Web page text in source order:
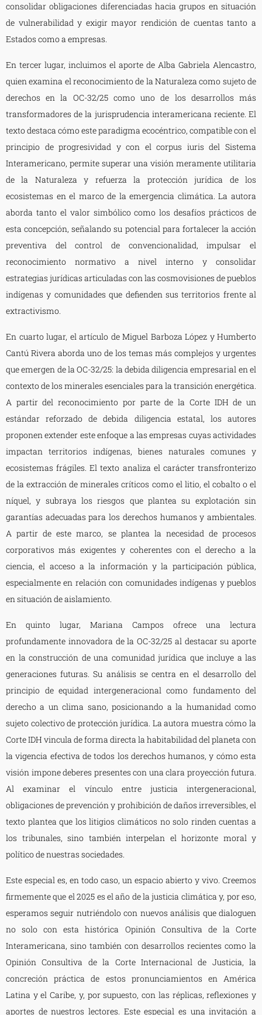
consolidar obligaciones diferenciadas hacia grupos en situación
de vulnerabilidad y exigir mayor rendición de cuentas tanto a
Estados como a empresas.
En tercer lugar, incluimos el aporte de Alba Gabriela Alencastro,
quien examina el reconocimiento de la Naturaleza como sujeto de
derechos en la OC-32/25 como uno de los desarrollos más
transformadores de la jurisprudencia interamericana reciente. El
texto destaca cómo este paradigma ecocéntrico, compatible con el
principio de progresividad y con el corpus iuris del Sistema
Interamericano, permite superar una visión meramente utilitaria
de la Naturaleza y refuerza la protección jurídica de los
ecosistemas en el marco de la emergencia climática. La autora
aborda tanto el valor simbólico como los desafíos prácticos de
esta concepción, señalando su potencial para fortalecer la acción
preventiva del control de convencionalidad, impulsar el
reconocimiento normativo a nivel interno y consolidar
estrategias jurídicas articuladas con las cosmovisiones de pueblos
indígenas y comunidades que defienden sus territorios frente al
extractivismo.
En cuarto lugar, el artículo de Miguel Barboza López y Humberto
Cantú Rivera aborda uno de los temas más complejos y urgentes
que emergen de la OC-32/25: la debida diligencia empresarial en el
contexto de los minerales esenciales para la transición energética.
A partir del reconocimiento por parte de la Corte IDH de un
estándar reforzado de debida diligencia estatal, los autores
proponen extender este enfoque a las empresas cuyas actividades
impactan territorios indígenas, bienes naturales comunes y
ecosistemas frágiles. El texto analiza el carácter transfronterizo
de la extracción de minerales críticos como el litio, el cobalto o el
níquel, y subraya los riesgos que plantea su explotación sin
garantías adecuadas para los derechos humanos y ambientales.
A partir de este marco, se plantea la necesidad de procesos
corporativos más exigentes y coherentes con el derecho a la
ciencia, el acceso a la información y la participación pública,
especialmente en relación con comunidades indígenas y pueblos
en situación de aislamiento.
En quinto lugar, Mariana Campos ofrece una lectura
profundamente innovadora de la OC-32/25 al destacar su aporte
en la construcción de una comunidad jurídica que incluye a las
generaciones futuras. Su análisis se centra en el desarrollo del
principio de equidad intergeneracional como fundamento del
derecho a un clima sano, posicionando a la humanidad como
sujeto colectivo de protección jurídica. La autora muestra cómo la
Corte IDH vincula de forma directa la habitabilidad del planeta con
la vigencia efectiva de todos los derechos humanos, y cómo esta
visión impone deberes presentes con una clara proyección futura.
Al examinar el vínculo entre justicia intergeneracional,
obligaciones de prevención y prohibición de daños irreversibles, el
texto plantea que los litigios climáticos no solo rinden cuentas a
los tribunales, sino también interpelan el horizonte moral y
político de nuestras sociedades.
Este especial es, en todo caso, un espacio abierto y vivo. Creemos
firmemente que el 2025 es el año de la justicia climática y, por eso,
esperamos seguir nutriéndolo con nuevos análisis que dialoguen
no solo con esta histórica Opinión Consultiva de la Corte
Interamericana, sino también con desarrollos recientes como la
Opinión Consultiva de la Corte Internacional de Justicia, la
concreción práctica de estos pronunciamientos en América
Latina y el Caribe, y, por supuesto, con las réplicas, reflexiones y
aportes de nuestros lectores. Este especial es una invitación a